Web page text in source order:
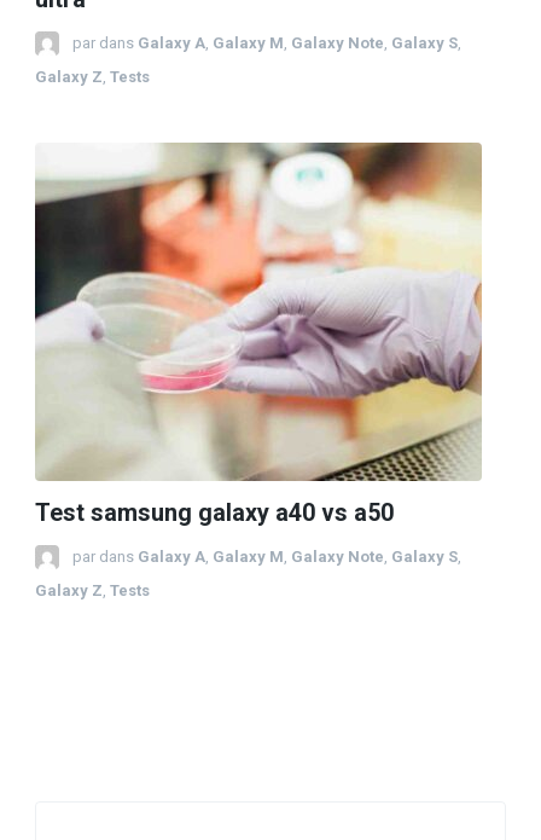
par dans Galaxy A Galaxy M Galaxy Note Galaxy S
Galaxy Z Tests
Test samsung galaxy a40 vs a50
par dans Galaxy A Galaxy M Galaxy Note Galaxy S
Galaxy Z Tests